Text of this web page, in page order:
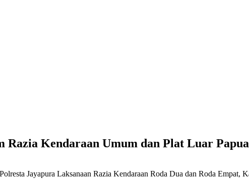
Razia Kendaraan Umum dan Plat Luar Papua